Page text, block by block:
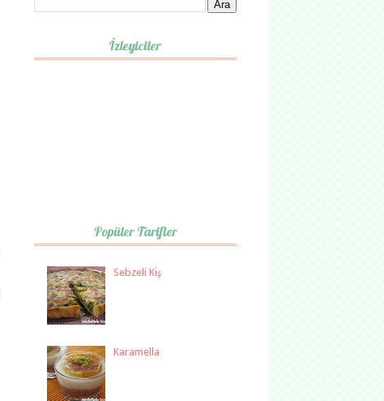
İzleyiciler
Popüler Tarifler
Sebzeli Kiş
Karamella